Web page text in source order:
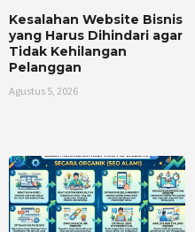
Kesalahan Website Bisnis
yang Harus Dihindari agar
Tidak Kehilangan
Pelanggan
Agustus 5, 2026